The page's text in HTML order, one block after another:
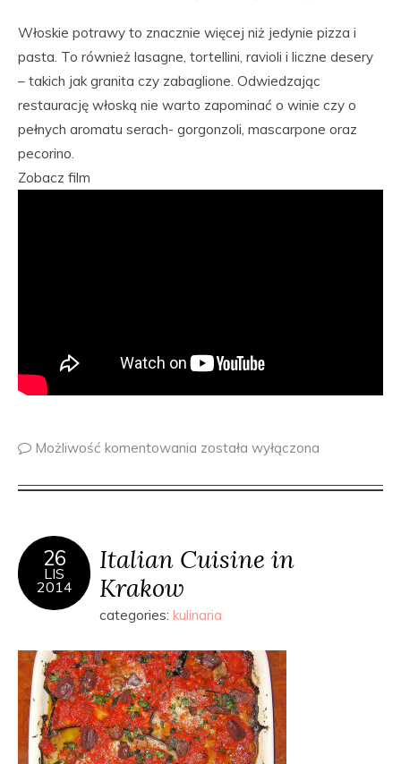
Włoskie potrawy to znacznie więcej niż jedynie pizza i
pasta. To również lasagne, tortellini, ravioli i liczne desery
– takich jak granita czy zabaglione. Odwiedzając
restaurację włoską nie warto zapominać o winie czy o
pełnych aromatu serach- gorgonzoli, mascarpone oraz
pecorino.
Zobacz film
Możliwość komentowania została wyłączona
26
LIS
2014
Italian Cuisine in
Krakow
categories: kulinaria